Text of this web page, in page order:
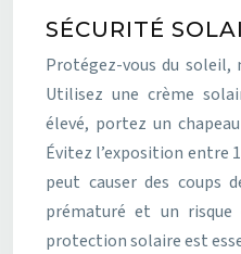
SÉCURITÉ
Protégez-vous du soleil,
Utilisez une crème
élevé, portez un
Évitez l’exposition entre
peut causer des coups
prématuré et un risque
protection solaire est